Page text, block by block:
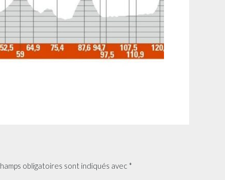
obligatoires sont indiqués avec *